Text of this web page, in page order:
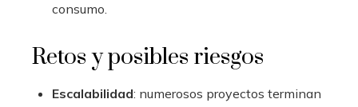
consumo.
Retos y posibles riesgos
Escalabilidad: numerosos proyectos terminan